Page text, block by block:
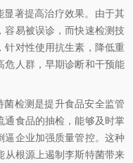
著提高治疗效果。由于其
容易被误诊，而快速检测技
针对性使用抗生素，降低重
危人群，早期诊断和干预能
检测是提升食品安全监管
通食品的抽检，能够及时掌
逼企业加强质量管控。这种
从根源上遏制李斯特菌带来